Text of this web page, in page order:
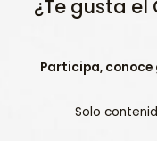
¿Te gusta el
Participa, conoce
Solo